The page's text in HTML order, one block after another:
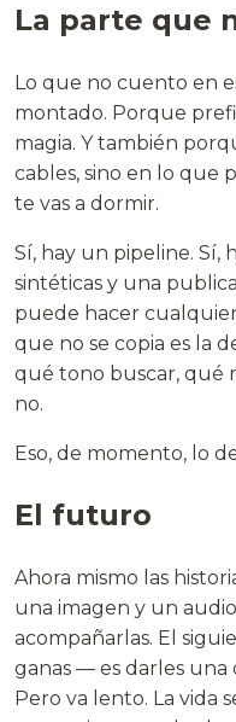
La parte que
Lo que no cuento en
montado. Porque
magia. Y también
cables, sino en lo que
te vas a dormir.
Sí, hay un pipeline. Sí,
sintéticas y una
puede hacer
que no se copia es la
qué tono buscar, qué
no.
Eso, de momento, lo
El futuro
Ahora mismo las
una imagen y un
acompañarlas. El
ganas — es darles una
Pero va lento. La vida